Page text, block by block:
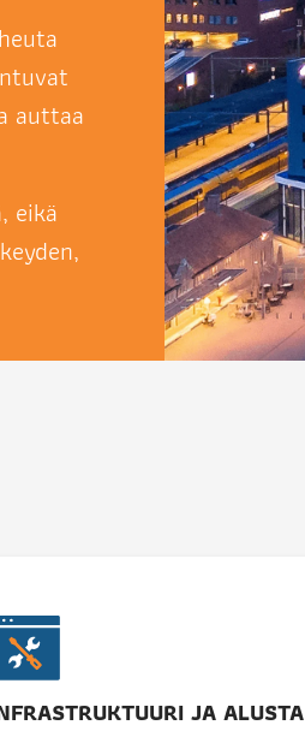
auttaa
eikä
JA ALUSTA